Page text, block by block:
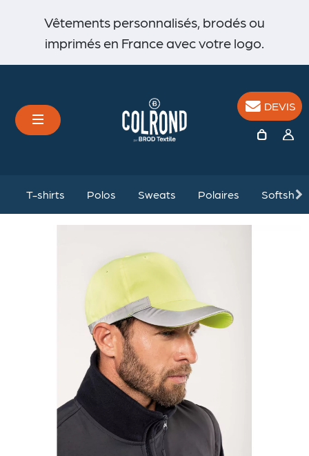
Vêtements personnalisés, brodés ou
imprimés en France avec votre logo.
DEVIS
T-shirts Polos Sweats Polaires